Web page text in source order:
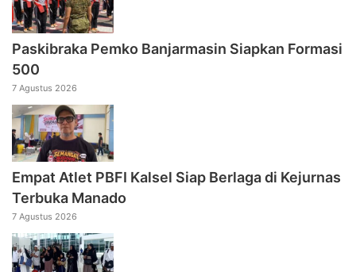
Paskibraka Pemko Banjarmasin Siapkan Formasi
500
7 Agustus 2026
Empat Atlet PBFI Kalsel Siap Berlaga di Kejurnas
Terbuka Manado
7 Agustus 2026